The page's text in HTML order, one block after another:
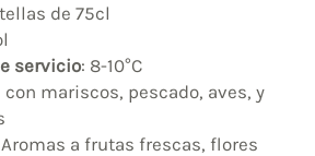
de 75cl
servicio: 8-10°C
con mariscos, pescado, aves, y
Aromas a frutas frescas, flores